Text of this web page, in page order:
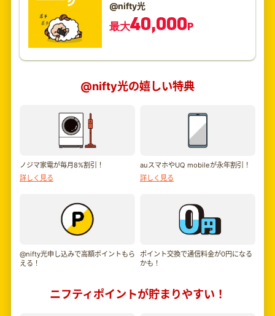
@nifty光
最大40,000P
@nifty光の嬉しい特典
ノジマ家電が毎月8%割引！
詳しく見る
auスマホやUQ mobileが永年割引！
詳しく見る
@nifty光申し込みで高額ポイントもら
える！
ポイント交換で通信料金が0円になる
かも！
ニフティポイントが貯まりやすい！